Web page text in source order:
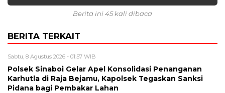
Berita ini 45 kali dibaca
BERITA TERKAIT
Sabtu, 8 Agustus 2026 - 01:57 WIB
Polsek Sinaboi Gelar Apel Konsolidasi Penanganan
Karhutla di Raja Bejamu, Kapolsek Tegaskan Sanksi
Pidana bagi Pembakar Lahan